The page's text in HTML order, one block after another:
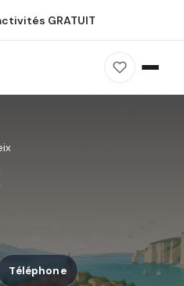
GRATUIT
Téléphone